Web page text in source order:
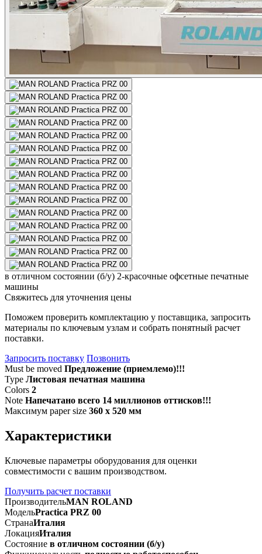
в отличном состоянии (б/у) 2-красочные офсетные печатные
машины
Свяжитесь для уточнения цены
Поможем проверить комплектацию у поставщика, запросить
материалы по ключевым узлам и собрать понятный расчет
поставки.
Запросить поставку Позвонить
Must be moved Предложение (приемлемо)!!!
Type Листовая печатная машина
Colors 2
Note Напечатано всего 14 миллионов оттисков!!!
Максимум paper size 360 x 520 мм
Характеристики
Ключевые параметры оборудования для оценки
совместимости с вашим производством.
Получить расчет поставки
ПроизводительMAN ROLAND
МодельPractica PRZ 00
СтранаИталия
ЛокацияИталия
Состояние в отличном состоянии (б/у)